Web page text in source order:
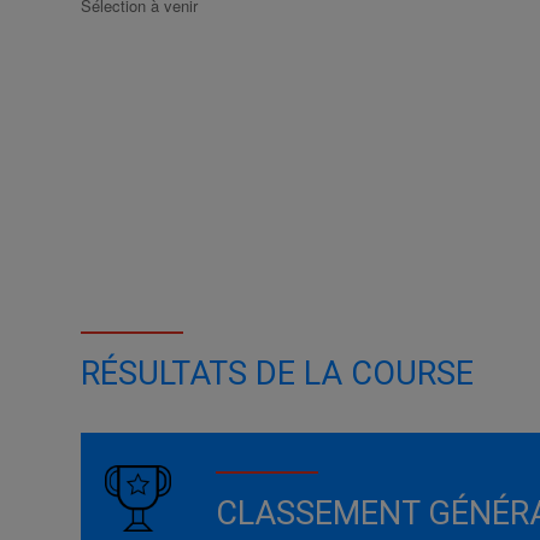
Sélection à venir
RÉSULTATS DE LA COURSE
CLASSEMENT